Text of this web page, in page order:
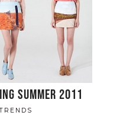
SUMMER 2011
TRENDS